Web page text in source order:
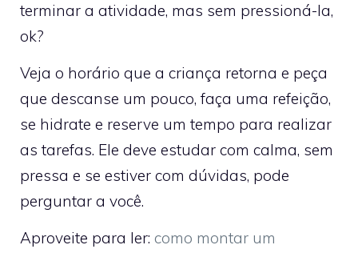
terminar a atividade, mas sem pressioná-la,
ok?
Veja o horário que a criança retorna e peça
que descanse um pouco, faça uma refeição,
se hidrate e reserve um tempo para realizar
as tarefas. Ele deve estudar com calma, sem
pressa e se estiver com dúvidas, pode
perguntar a você.
Aproveite para ler: como montar um